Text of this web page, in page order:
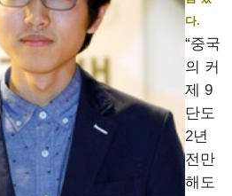
다.
“중국
의 커
제 9
단도
2년
전만
해도